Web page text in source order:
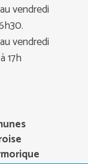
vendredi
vendredi
17h